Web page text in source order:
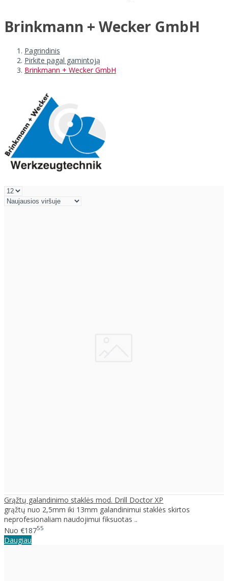
Brinkmann + Wecker GmbH
Pagrindinis
Pirkite pagal gamintoją
Brinkmann + Wecker GmbH
Grąžtų galandinimo staklės mod. Drill Doctor XP
grąžtų nuo 2,5mm iki 13mm galandinimui staklės skirtos
neprofesionaliam naudojimui fiksuotas ..
Nuo €18755
Daugiau